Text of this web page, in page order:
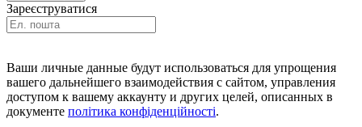
Зареєструватися
Ваши личные данные будут использоваться для упрощения
вашего дальнейшего взаимодействия с сайтом, управления
доступом к вашему аккаунту и других целей, описанных в
документе політика конфіденційності.